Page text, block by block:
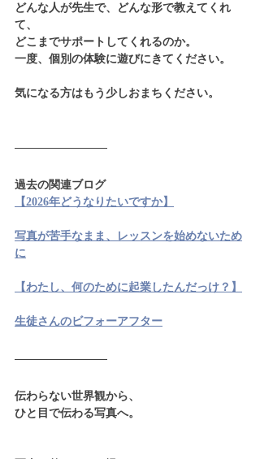
どんな人が先生で、どんな形で教えてくれ
て、
どこまでサポートしてくれるのか。
一度、個別の体験に遊びにきてください。
気になる方はもう少しおまちください。
過去の関連ブログ
【2026年どうなりたいですか】
写真が苦手なまま、レッスンを始めないため
に
【わたし、何のために起業したんだっけ？】
生徒さんのビフォーアフター
伝わらない世界観から、
ひと目で伝わる写真へ。